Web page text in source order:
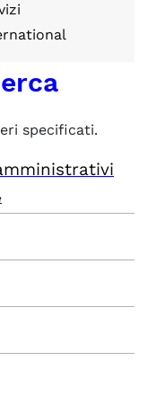
specificati.